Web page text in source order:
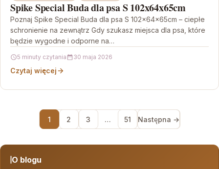
Spike Special Buda dla psa S 102x64x65cm
Poznaj Spike Special Buda dla psa S 102x64x65cm – ciepłe
schronienie na zewnątrz Gdy szukasz miejsca dla psa, które
będzie wygodne i odporne na…
5 minuty czytania 30 maja 2026
Czytaj więcej
1 2 3 … 51 Następna →
O blogu